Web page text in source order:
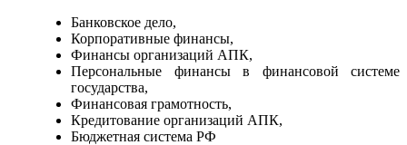
Банковское дело,
Корпоративные финансы,
Финансы организаций АПК,
Персональные финансы в финансовой системе
государства,
Финансовая грамотность,
Кредитование организаций АПК,
Бюджетная система РФ